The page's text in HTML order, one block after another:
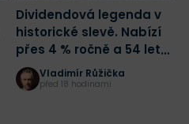
Dividendová legenda v
historické slevě. Nabízí
přes 4 % ročně a 54 let
růstu dividendy
Vladimír Růžička
před 18 hodinami